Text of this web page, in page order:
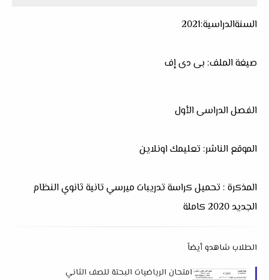
السنةالدراسية:2021
صيغة الملف: بى دى إف
الفصل الدراسى الأول
الموقع الناشر: تعليمك اونلاين
المذكرة : تحميل كراسة تدريبات ميرسي تانية ثانوي النظام
الجديد 2020 كاملة
الطلاب شاهدو أيضاً
امتحان الرياضيات البحتة للصف الثاني